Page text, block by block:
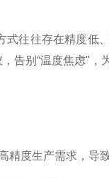
往往存在精度低
告别“温度焦虑"，
度生产需求，导